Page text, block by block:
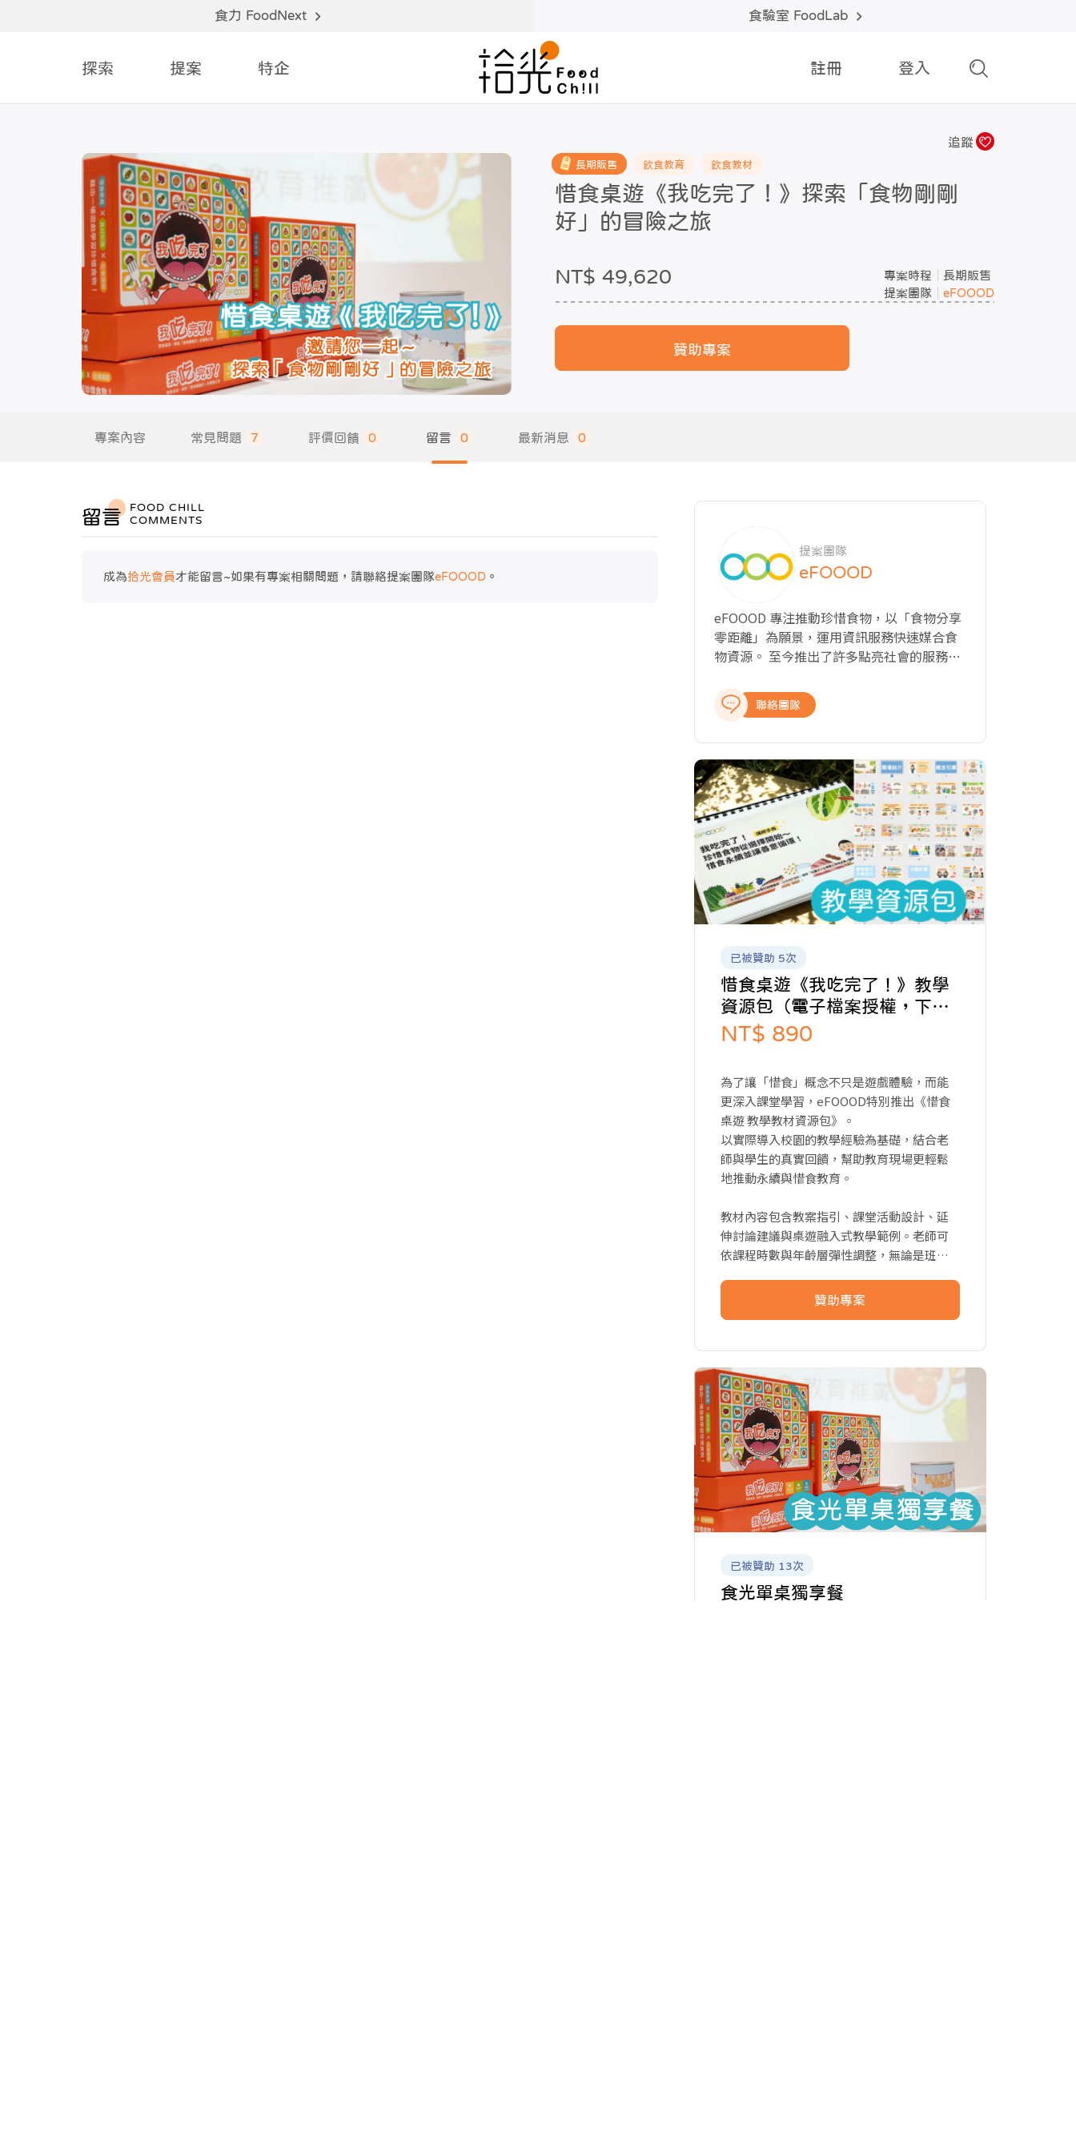
食力 FoodNext 食驗室 FoodLab
探索 提案 特企 註冊 登入
追蹤
長期販售 飲食教育 飲食教材
惜食桌遊《我吃完了！》探索「食物剛剛
好」的冒險之旅
NT$ 49,620 專案時程
長期販售
提案團隊
eFOOOD
贊助專案
專案內容 常見問題 7 評價回饋 0 留言 0 最新消息 0
留言 FOOD CHILL
COMMENTS
成為拾光會員 才能留言~如果有專案相關問題，請聯絡提案團隊eFOOOD 。
提案團隊
eFOOOD
eFOOOD 專注推動珍惜食物，以「食物分享
零距離」為願景，運用資訊服務快速媒合食
物資源。 至今推出了許多點亮社會的服務，
勢領取。 2. 晚鳥餐平台： 餐廳店家以優惠價
銷售或捐贈打烊前餐點，惜食環保減少浪
孩子了解惜食的重要！ eFOOOD 以各種不同
面向推廣惜食享食捐食，推動社會的「膳循
環」。
聯絡團隊
已被贊助 5次
惜食桌遊《我吃完了！》教學
資源包（電子檔案授權，下單
後Email提供）
NT$ 890
為了讓「惜食」概念不只是遊戲體驗，而能
更深入課堂學習，eFOOOD特別推出《惜食
桌遊 教學教材資源包》。
以實際導入校園的教學經驗為基礎，結合老
師與學生的真實回饋，幫助教育現場更輕鬆
地推動永續與惜食教育。
教材內容包含教案指引、課堂活動設計、延
伸討論建議與桌遊融入式教學範例。老師可
依課程時數與年齡層彈性調整，無論是班級
學習結合，讓孩子在輕鬆互動中理解「食物
不該被浪費、每一口都有價值」。
從認識食材、理解浪費，到思考改變行動，
每一步都讓惜食教育更具體、也更有趣。
📩 下單後，我們將以電子檔形式寄送教材，
老師可直接列印使用或投影教學。
用一場遊戲，讓孩子更關心食物、守護地球
贊助專案
已被贊助 13次
食光單桌獨享餐